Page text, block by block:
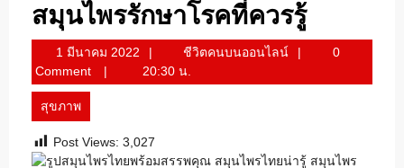
สมุนไพรรักษาโรคที่ควรรู้
1 มีนาคม 20221
มีนาคม
2022
ชีวิตคนบนออนไลน์ ชีวิต
บน
0
Comment
20:30 น.
สุขภาพ
Post Views: 3,027